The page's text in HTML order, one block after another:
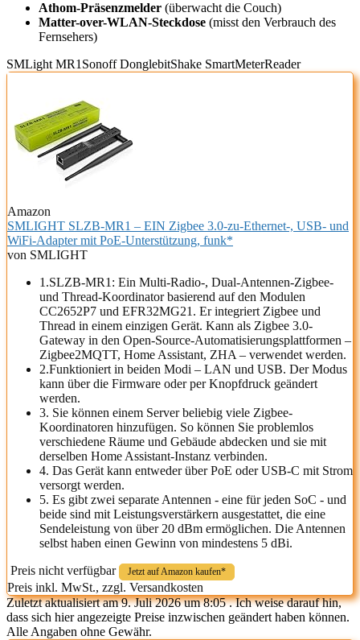
Athom-Präsenzmelder (überwacht die Couch)
Matter-over-WLAN-Steckdose (misst den Verbrauch des
Fernsehers)
SMLight MR1 Sonoff DonglebitShake SmartMeterReader
Amazon
SMLIGHT SLZB-MR1 – EIN Zigbee 3.0-zu-Ethernet-, USB- und
WiFi-Adapter mit PoE-Unterstützung, funk*
von SMLIGHT
1.‌SLZB-MR1: Ein Multi-Radio-, Dual-Antennen-Zigbee-
und Thread-Koordinator basierend auf den Modulen
CC2652P7 und EFR32MG21. Er integriert Zigbee und
Thread in einem einzigen Gerät. Kann als Zigbee 3.0-
Gateway in den Open-Source-Automatisierungsplattformen –
Zigbee2MQTT, Home Assistant, ZHA – verwendet werden.
2.Funktioniert in beiden Modi – LAN und USB. Der Modus
kann über die Firmware oder per Knopfdruck geändert
werden.
‌3.‌ Sie können einem Server beliebig viele Zigbee-
Koordinatoren hinzufügen. So können Sie problemlos
verschiedene Räume und Gebäude abdecken und sie mit
derselben Home Assistant-Instanz verbinden.
4.‌ Das Gerät kann entweder über PoE oder USB-C mit Strom
versorgt werden.
5.‌ Es gibt zwei separate Antennen - eine für jeden SoC - und
beide sind mit Leistungsverstärkern ausgestattet, die eine
Sendeleistung von über 20 dBm ermöglichen. Die Antennen
selbst haben einen Gewinn von mindestens 5 dBi.
Preis nicht verfügbar
Jetzt auf Amazon kaufen*
Preis inkl. MwSt., zzgl. Versandkosten
Zuletzt aktualisiert am 9. Juli 2026 um 8:05 . Ich weise darauf hin,
dass sich hier angezeigte Preise inzwischen geändert haben können.
Alle Angaben ohne Gewähr.